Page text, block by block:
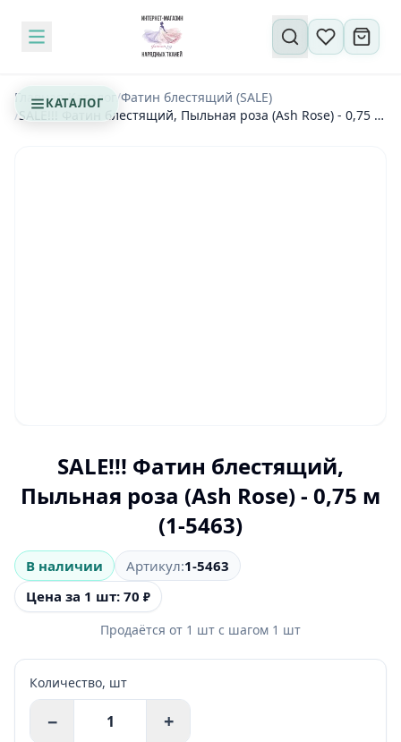
КАТАЛОГ
Поиск по сайту
Главная/Каталог/Фатин блестящий (SALE)
/SALE!!! Фатин блестящий, Пыльная роза (Ash Rose) - 0,75 м
SALE!!! Фатин блестящий,
Пыльная роза (Ash Rose) - 0,75 м
(1-5463)
В наличии Артикул:1-5463
Цена за 1 шт: 70 ₽
Продаётся от 1 шт с шагом 1 шт
Количество, шт
− +